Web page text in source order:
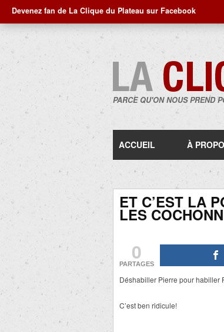
Devenez fan de La Clique du Plateau sur Facebook
PARCE QU'ON NOUS PREND
ACCUEIL À
ET C’EST LA
LES
0
PARTAGES
Déshabiller Pierre pour habiller
C’est ben ridicule!